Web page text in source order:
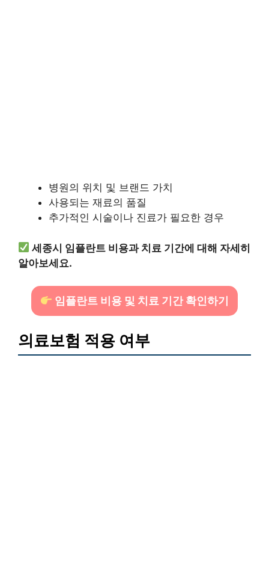
병원의 위치 및 브랜드 가치
사용되는 재료의 품질
추가적인 시술이나 진료가 필요한 경우
세종시 임플란트 비용과 치료 기간에 대해 자세히
알아보세요.
임플란트 비용 및 치료 기간 확인하기
의료보험 적용 여부